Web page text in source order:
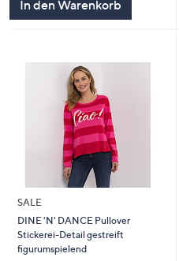
In den Warenkorb
SALE
DINE 'N' DANCE Pullover
Stickerei-Detail gestreift
figurumspielend